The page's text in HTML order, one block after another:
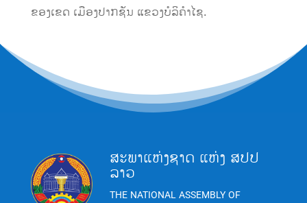
ຂອງເຂດ ເມືອງປາກຊັນ ແຂວງບໍລິຄໍາໄຊ.
ສະພາແຫ່ງຊາດ ແຫ່ງ ສປປ
ລາວ
THE NATIONAL ASSEMBLY OF